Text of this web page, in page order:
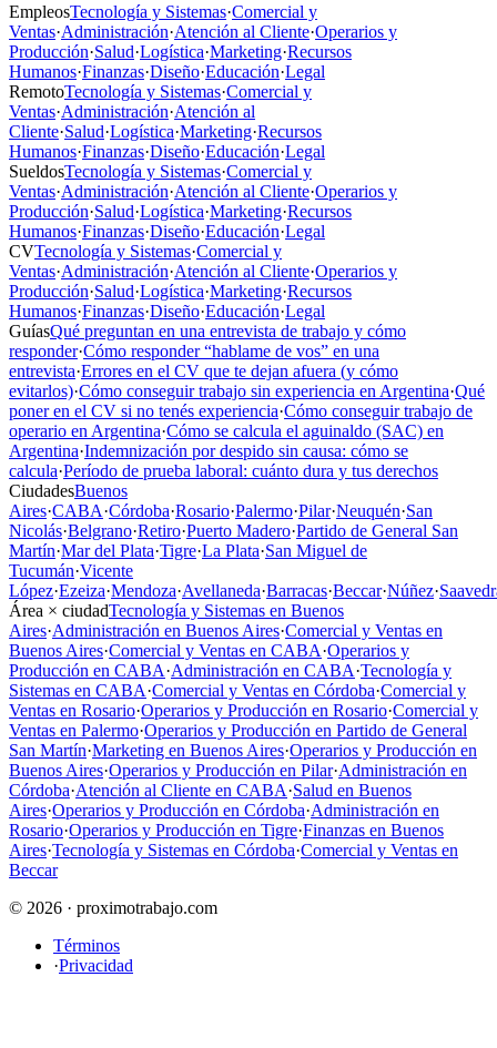
EmpleosTecnología y Sistemas·Comercial y
Ventas·Administración·Atención al Cliente·Operarios y
Producción·Salud·Logística·Marketing·Recursos
Humanos·Finanzas·Diseño·Educación·Legal
RemotoTecnología y Sistemas·Comercial y
Ventas·Administración·Atención al
Cliente·Salud·Logística·Marketing·Recursos
Humanos·Finanzas·Diseño·Educación·Legal
SueldosTecnología y Sistemas·Comercial y
Ventas·Administración·Atención al Cliente·Operarios y
Producción·Salud·Logística·Marketing·Recursos
Humanos·Finanzas·Diseño·Educación·Legal
CVTecnología y Sistemas·Comercial y
Ventas·Administración·Atención al Cliente·Operarios y
Producción·Salud·Logística·Marketing·Recursos
Humanos·Finanzas·Diseño·Educación·Legal
GuíasQué preguntan en una entrevista de trabajo y cómo
responder·Cómo responder “hablame de vos” en una
entrevista·Errores en el CV que te dejan afuera (y cómo
evitarlos)·Cómo conseguir trabajo sin experiencia en Argentina·Qué
poner en el CV si no tenés experiencia·Cómo conseguir trabajo de
operario en Argentina·Cómo se calcula el aguinaldo (SAC) en
Argentina·Indemnización por despido sin causa: cómo se
calcula·Período de prueba laboral: cuánto dura y tus derechos
CiudadesBuenos
Aires·CABA·Córdoba·Rosario·Palermo·Pilar·Neuquén·San
Nicolás·Belgrano·Retiro·Puerto Madero·Partido de General San
Martín·Mar del Plata·Tigre·La Plata·San Miguel de
Tucumán·Vicente
López·Ezeiza·Mendoza·Avellaneda·Barracas·Beccar·Núñez·
Área × ciudadTecnología y Sistemas en Buenos
Aires·Administración en Buenos Aires·Comercial y Ventas en
Buenos Aires·Comercial y Ventas en CABA·Operarios y
Producción en CABA·Administración en CABA·Tecnología y
Sistemas en CABA·Comercial y Ventas en Córdoba·Comercial y
Ventas en Rosario·Operarios y Producción en Rosario·Comercial y
Ventas en Palermo·Operarios y Producción en Partido de General
San Martín·Marketing en Buenos Aires·Operarios y Producción en
Buenos Aires·Operarios y Producción en Pilar·Administración en
Córdoba·Atención al Cliente en CABA·Salud en Buenos
Aires·Operarios y Producción en Córdoba·Administración en
Rosario·Operarios y Producción en Tigre·Finanzas en Buenos
Aires·Tecnología y Sistemas en Córdoba·Comercial y Ventas en
Beccar
© 2026 · proximotrabajo.com
Términos
·Privacidad